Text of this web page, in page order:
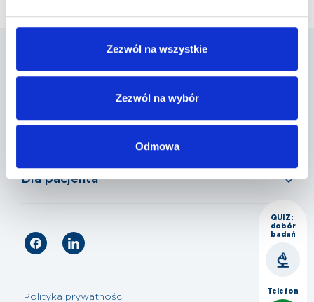
Zezwól na wszystkie
Zezwól na wybór
Odmowa
Nasza oferta
Dla pacjenta
Polityka prywatności
QUIZ:
dobór
badań
Telefon